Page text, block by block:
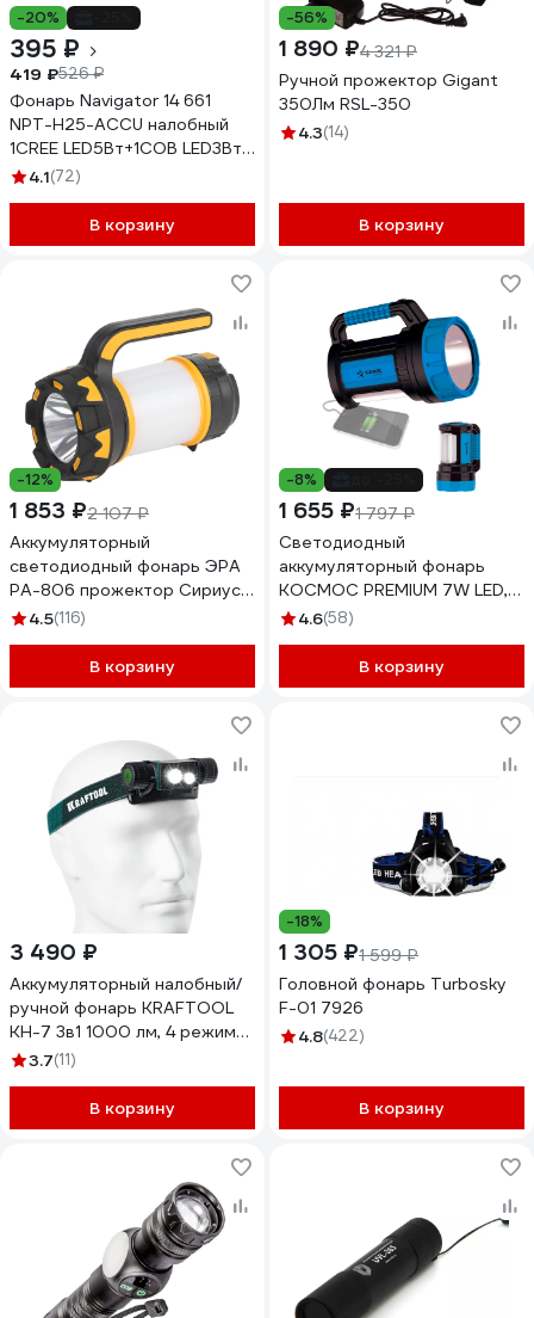
-20%
395 ₽
419 ₽526 ₽
Фонарь Navigator 14 661
NPT-H25-ACCU налобный
1CREE LED5Вт+1COB LED3Вт,
Li-ion 1,2Ач 14661
4.1(72)
В корзину
-56%
1 890 ₽4 321 ₽
Ручной прожектор Gigant
350Лм RSL-350
4.3(14)
В корзину
-12%
1 853 ₽2 107 ₽
Аккумуляторный
светодиодный фонарь ЭРА
PA-806 прожектор Сириус,
Б0054141
4.5(116)
В корзину
-8%
1 655 ₽1 797 ₽
Светодиодный
аккумуляторный фонарь
КОСМОС PREMIUM 7W LED,
зарядка 220V/12V,
4.6(58)
В корзину
3 490 ₽
Аккумуляторный налобный/
ручной фонарь KRAFTOOL
KH-7 3в1 1000 лм, 4 режима
56450
3.7(11)
В корзину
-18%
1 305 ₽1 599 ₽
Головной фонарь Turbosky
F-01 7926
4.8(422)
В корзину